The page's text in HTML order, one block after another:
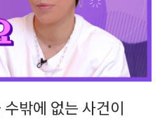
밖에 없는 사건이